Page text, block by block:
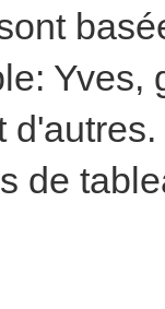
Yves,
de